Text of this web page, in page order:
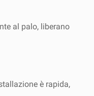
al palo, liberano
è rapida,